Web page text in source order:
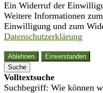
Ein Widerruf der
Weitere Informationen
Einwilligung und zum
Datenschutzerklärung
Ablehnen
Einverstanden
Suche
Volltextsuche
Suchbegriff: Wie können